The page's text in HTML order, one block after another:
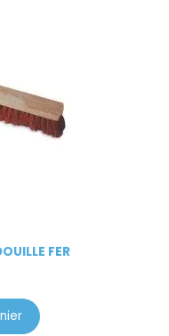
FER